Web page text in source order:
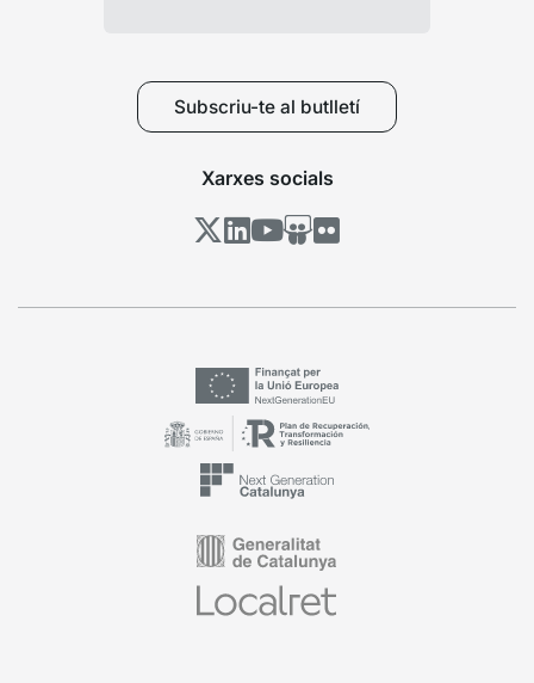
Subscriu-te al butlletí
Xarxes socials